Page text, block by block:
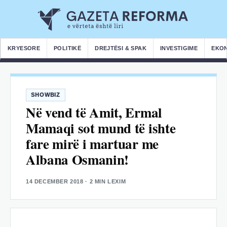
KRYESORE POLITIKË DREJTËSI & SPAK INVESTIGIME
SHOWBIZ
Në vend të Amit, Ermal
Mamaqi sot mund të ishte
fare mirë i martuar me
Albana Osmanin!
14 DECEMBER 2018 · 2 MIN LEXIM